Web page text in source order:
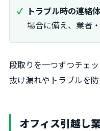
トラブル時の連絡
場合に備え、業者
段取りを一つずつチェ
抜け漏れやトラブルを防
オフィス引越し